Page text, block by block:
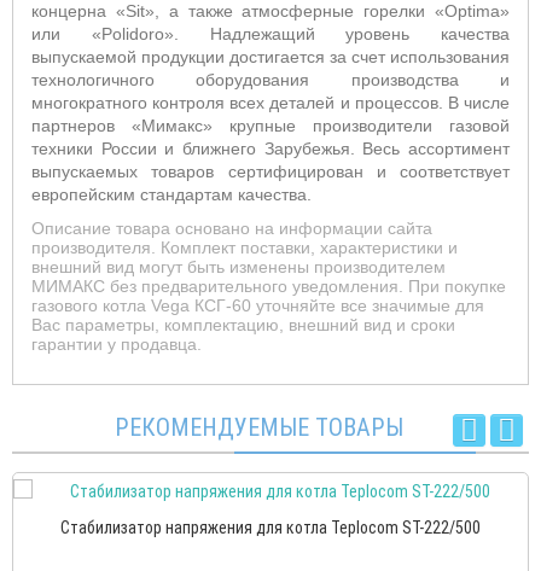
концерна «Sit», а также атмосферные горелки «Optima»
или «Polidoro». Надлежащий уровень качества
выпускаемой продукции достигается за счет использования
технологичного оборудования производства и
многократного контроля всех деталей и процессов. В числе
партнеров «Мимакс» крупные производители газовой
техники России и ближнего Зарубежья. Весь ассортимент
выпускаемых товаров сертифицирован и соответствует
европейским стандартам качества.
Описание товара основано на информации сайта
производителя. Комплект поставки, характеристики и
внешний вид могут быть изменены производителем
МИМАКС без предварительного уведомления. При покупке
газового котла Vega КСГ-60 уточняйте все значимые для
Вас параметры, комплектацию, внешний вид и сроки
гарантии у продавца.
РЕКОМЕНДУЕМЫЕ ТОВАРЫ
Стабилизатор напряжения для котла Teplocom ST-222/500